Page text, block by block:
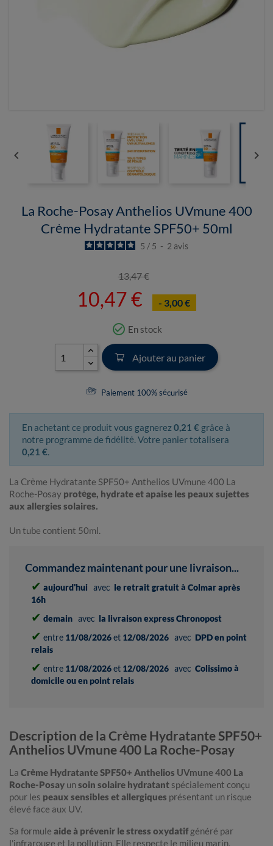
 
La Roche-Posay Anthelios UVmune 400
Crème Hydratante SPF50+ 50ml
5 / 5 - 2 avis
13,47 €
10,47 € - 3,00 €
check_circle_outline En stock
Ajouter au panier
Paiement 100% sécurisé
En achetant ce produit vous gagnerez0,21 € grâce à
notre programme de fidélité. Votre panier totalisera
0,21 €.
La Crème Hydratante SPF50+ Anthelios UVmune 400 La
Roche-Posay protège, hydrate et apaise les peaux sujettes
aux allergies solaires.
Un tube contient 50ml.
Commandez maintenant pour une livraison...
✔ aujourd'hui avec le retrait gratuit à Colmar après
16h
✔ demain avec la livraison express Chronopost
✔ entre 11/08/2026et 12/08/2026 avec DPD en point
relais
✔ entre 11/08/2026et 12/08/2026 avec Colissimo à
domicile ou en point relais
Description de la Crème Hydratante SPF50+
Anthelios UVmune 400 La Roche-Posay
La Crème Hydratante SPF50+ Anthelios UVmune 400 La
Roche-Posay unsoin solaire hydratant spécialement conçu
pour les peaux sensibles et allergiques présentant un risque
élevé face aux UV.
Sa formule aide à prévenir le stress oxydatifgénéré par
l'infrarouge et la pollution. Elle respecte le milieu marin.